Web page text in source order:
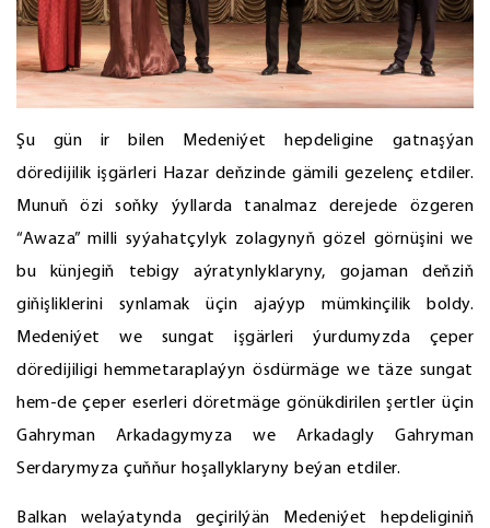
Şu gün ir bilen Medeniýet hepdeligine gatnaşýan
döredijilik işgärleri Hazar deňzinde gämili gezelenç etdiler.
Munuň özi soňky ýyllarda tanalmaz derejede özgeren
“Awaza” milli syýahatçylyk zolagynyň gözel görnüşini we
bu künjegiň tebigy aýratynlyklaryny, gojaman deňziň
giňişliklerini synlamak üçin ajaýyp mümkinçilik boldy.
Medeniýet we sungat işgärleri ýurdumyzda çeper
döredijiligi hemmetaraplaýyn ösdürmäge we täze sungat
hem-de çeper eserleri döretmäge gönükdirilen şertler üçin
Gahryman Arkadagymyza we Arkadagly Gahryman
Serdarymyza çuňňur hoşallyklaryny beýan etdiler.
Balkan welaýatynda geçirilýän Medeniýet hepdeliginiň